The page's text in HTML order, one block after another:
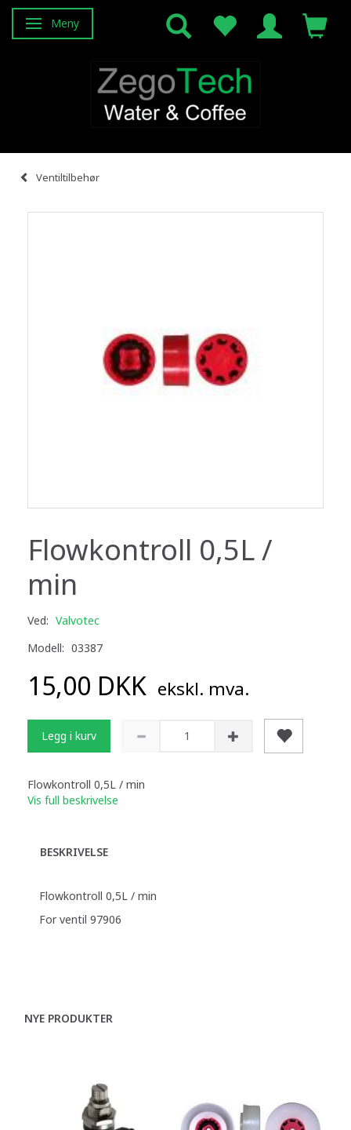
Veksle navigasjon
Meny
Ventiltilbehør
Flowkontroll 0,5L /
min
Ved: Valvotec
Modell: 03387
15,00 DKK ekskl. mva.
Legg i kurv
Flowkontroll 0,5L / min
Vis full beskrivelse
BESKRIVELSE
Flowkontroll 0,5L / min
For ventil 97906
NYE PRODUKTER